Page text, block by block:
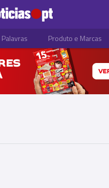
Palavras Produto e Marcas